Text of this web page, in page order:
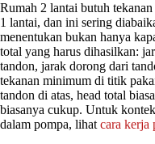
Rumah 2 lantai butuh
1 lantai, dan ini sering
menentukan bukan hanya
total yang harus dihasilkan:
tandon, jarak dorong dari
tekanan minimum di titik
tandon di atas, head total
biasanya cukup. Untuk
dalam pompa, lihat cara kerja